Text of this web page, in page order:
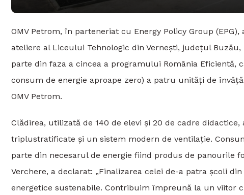
OMV Petrom, în parteneriat cu Energy Policy Group
ateliere al Liceului Tehnologic din Vernești, județul
parte din faza a cincea a programului România Eficientă,
consum de energie aproape zero) a patru unități de
OMV Petrom.
Clădirea, utilizată de 140 de elevi și 20 de cadre
triplustratificate și un sistem modern de ventilație.
parte din necesarul de energie fiind produs de panourile
Verchere, a declarat: „Finalizarea celei de-a patra școli
energetice sustenabile. Contribuim împreună la un viitor